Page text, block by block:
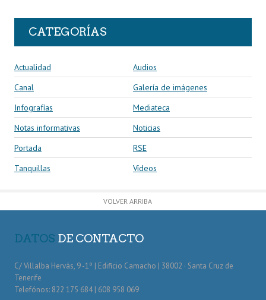
CATEGORÍAS
Actualidad
Audios
Canal
Galería de imágenes
Infografías
Mediateca
Notas informativas
Noticias
Portada
RSE
Tanquillas
Vídeos
VOLVER ARRIBA
DATOS DE CONTACTO
C/ Villalba Hervás, 9 -1º | Edificio Camacho | 38002 · Santa Cruz de
Tenerife
Telefónos: 822 175 684 | 608 958 069